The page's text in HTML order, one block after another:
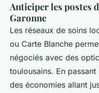
Anticiper les postes
Garonne
Les réseaux de soins
ou Carte Blanche
négociés avec des
toulousains. En
des économies allant